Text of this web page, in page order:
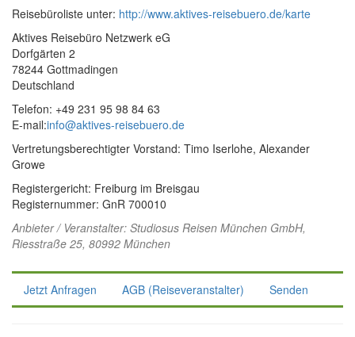
Reisebüroliste unter: http://www.aktives-reisebuero.de/karte
Aktives Reisebüro Netzwerk eG
Dorfgärten 2
78244 Gottmadingen
Deutschland
Telefon: +49 231 95 98 84 63
E-mail:info@aktives-reisebuero.de
Vertretungsberechtigter Vorstand: Timo Iserlohe, Alexander
Growe
Registergericht: Freiburg im Breisgau
Registernummer: GnR 700010
Anbieter / Veranstalter: Studiosus Reisen München GmbH,
Riesstraße 25, 80992 München
Jetzt Anfragen AGB (Reiseveranstalter) Senden